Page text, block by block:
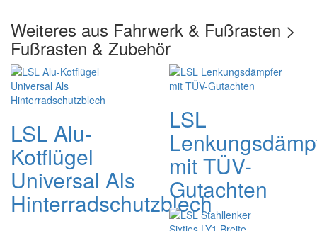
Weiteres aus Fahrwerk & Fußrasten >
Fußrasten & Zubehör
LSL Alu-
Kotflügel
Universal Als
Hinterradschutzblech
LSL
mit TÜV-
Gutachten